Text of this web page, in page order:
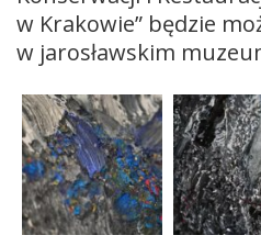
w Krakowie” będzie
w jarosławskim